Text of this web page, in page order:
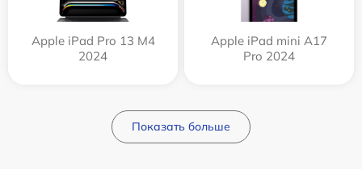
Apple iPad Pro 13 M4
2024
Apple iPad mini A17
Pro 2024
Показать больше